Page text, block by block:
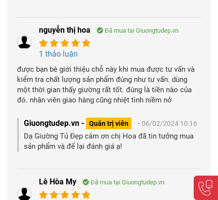
nguyễn thị hoa Đã mua tại Giuongtudep.vn
1 thảo luận
được bạn bè giới thiệu chỗ này khi mua được tư vấn và
kiểm tra chất lượng sản phẩm đúng như tư vấn. dùng
một thời gian thấy giường rất tốt. đúng là tiền nào của
đó. nhân viên giao hàng cũng nhiệt tình niềm nở
Giuongtudep.vn - Quản trị viên • 06/02/2024 10:16
Dạ Giường Tủ Đẹp cám ơn chị Hoa đã tin tưởng mua
sản phẩm và để lại đánh giá ạ!
Lê Hòa My Đã mua tại Giuongtudep.vn